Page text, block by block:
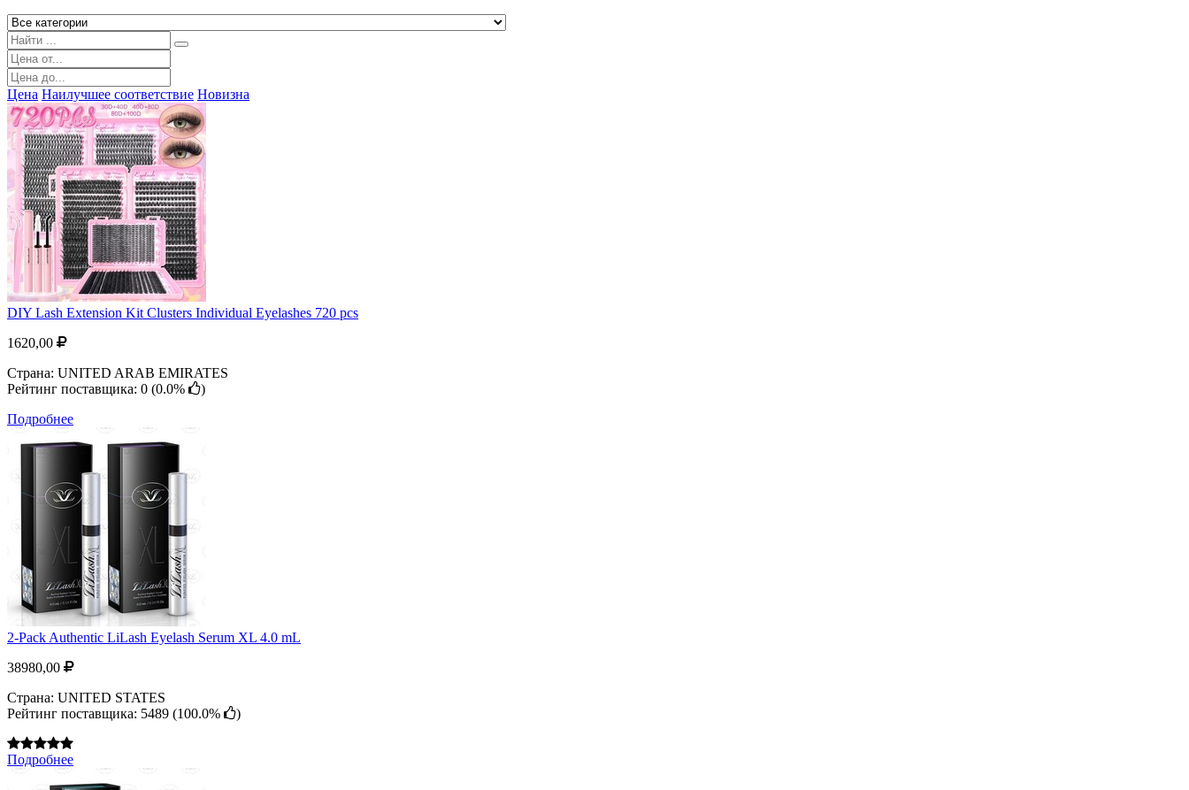
Цена Наилучшее соответствие Новизна
DIY Lash Extension Kit Clusters Individual Eyelashes 720 pcs
1620,00
Страна: UNITED ARAB EMIRATES
Рейтинг поставщика: 0 (0.0%
)
Подробнее
2-Pack Authentic LiLash Eyelash Serum XL 4.0 mL
38980,00
Страна: UNITED STATES
Рейтинг поставщика: 5489 (100.0% )
Подробнее